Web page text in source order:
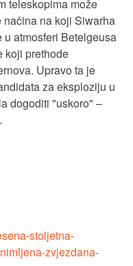
teleskopima može
načina na koji Siwarha
atmosferi Betelgeusa
koji prethode
Upravo ta je
za eksploziju u
dogoditi "uskoro" –
stoljetna-
zvjezdana-